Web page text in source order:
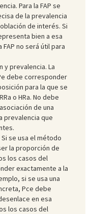
Para la FAP se
de la prevalencia
de interés. Si
bien a esa
no será útil para
y prevalencia. La
debe corresponder
para la que se
o HRa. No debe
de una
prevalencia que
se usa el método
la proporción de
los casos del
exactamente a la
si se usa una
Pce debe
en esa
los casos del